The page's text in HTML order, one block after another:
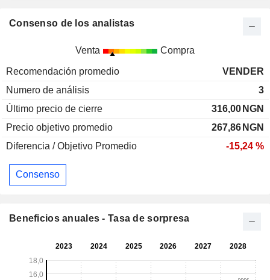
Consenso de los analistas
Venta Compra
Recomendación promedio
VENDER
Numero de análisis
3
Último precio de cierre
316,00 NGN
Precio objetivo promedio
267,86 NGN
Diferencia / Objetivo Promedio
-15,24 %
Consenso
Beneficios anuales - Tasa de sorpresa